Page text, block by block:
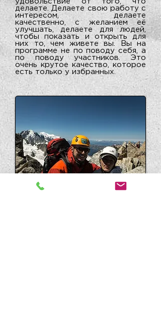
делаете. Делаете свою работу с
интересом, делаете
качественно, с желанием её
улучшать, делаете для людей,
чтобы показать и открыть для
них то, чем живете вы. Вы на
программе не по поводу себя, а
по поводу участников. Это
очень крутое качество, которое
есть только у избранных.
Полина Кузовлева, "Киска, Шнур